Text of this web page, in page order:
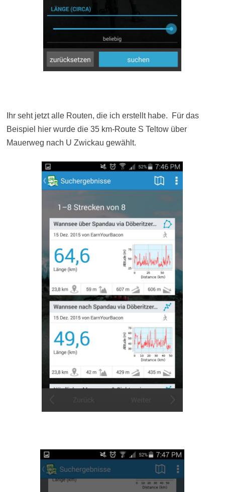
Ihr seht jetzt alle Routen, die ich erstellt habe. Für das
Beispiel hier wurde die 35 km-Route S Teltow über
Mauerweg nach U Zwickau gewählt.